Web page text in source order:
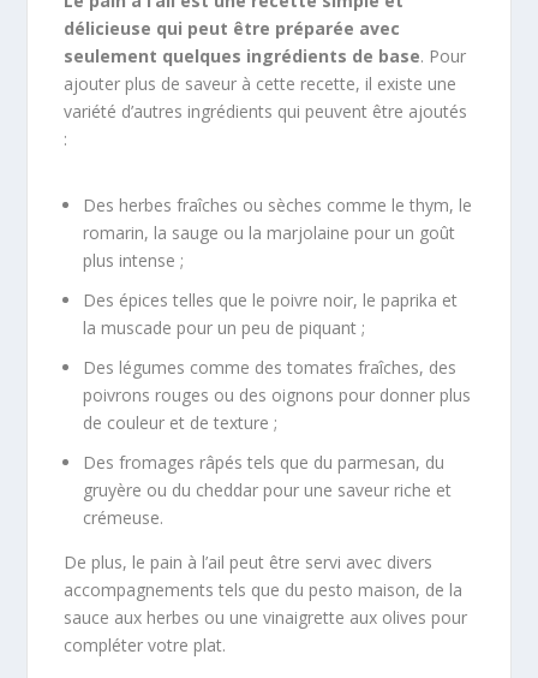
délicieuse qui peut être préparée avec
seulement quelques ingrédients de base. Pour
ajouter plus de saveur à cette recette, il existe une
variété d’autres ingrédients qui peuvent être ajoutés
:
Des herbes fraîches ou sèches comme le thym, le
romarin, la sauge ou la marjolaine pour un goût
plus intense ;
Des épices telles que le poivre noir, le paprika et
la muscade pour un peu de piquant ;
Des légumes comme des tomates fraîches, des
poivrons rouges ou des oignons pour donner plus
de couleur et de texture ;
Des fromages râpés tels que du parmesan, du
gruyère ou du cheddar pour une saveur riche et
crémeuse.
De plus, le pain à l’ail peut être servi avec divers
accompagnements tels que du pesto maison, de la
sauce aux herbes ou une vinaigrette aux olives pour
compléter votre plat.